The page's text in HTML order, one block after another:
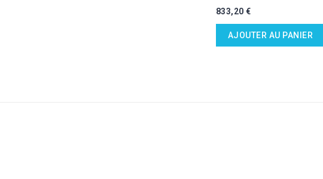
Prix
833,20 €
AJOUTER AU PANIER